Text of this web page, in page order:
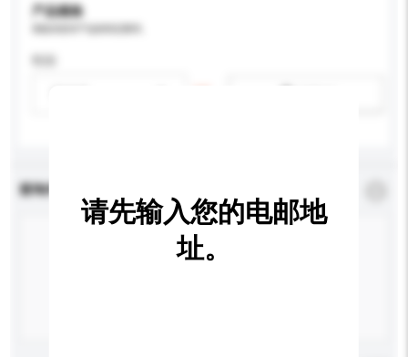
产品规格
查询内容
请先输入您的电邮地
址。